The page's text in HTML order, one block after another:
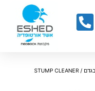
/ STUMP CLEANER